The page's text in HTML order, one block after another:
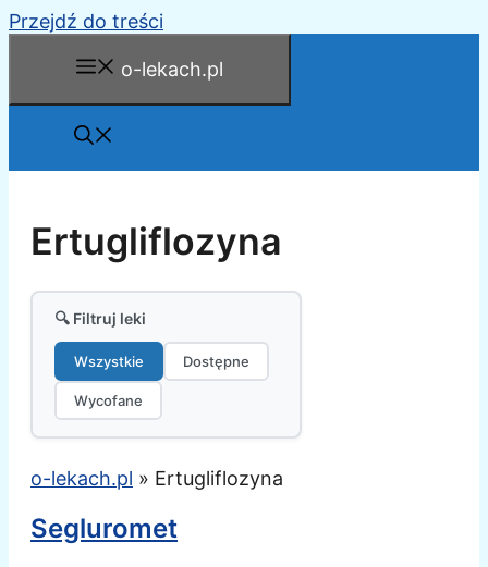
Przejdź do treści
o-lekach.pl
Ertugliflozyna
🔍 Filtruj leki
Wszystkie Dostępne
Wycofane
o-lekach.pl » Ertugliflozyna
Segluromet